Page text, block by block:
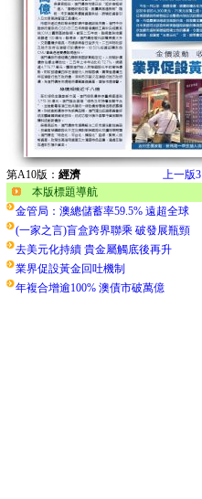
第A10版： 經濟 上一版3
本版標題導航
金管局：澳總儲蓄率59.5% 遠超全球
(一家之言)盲盒跨界聯乘 破發展瓶頸
去美元化持續 貴金屬觸底後再升
業界促設黃金回吐機制
年複合增逾100% 澳債市破萬億